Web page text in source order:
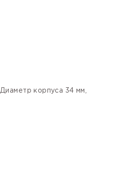
корпуса 34 мм,